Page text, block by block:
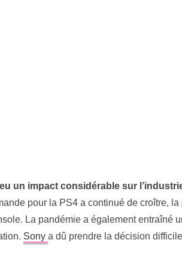
un impact considérable sur
pour la PS4 a continué de croître,
La pandémie a également entraîné
Sony a dû prendre la décision